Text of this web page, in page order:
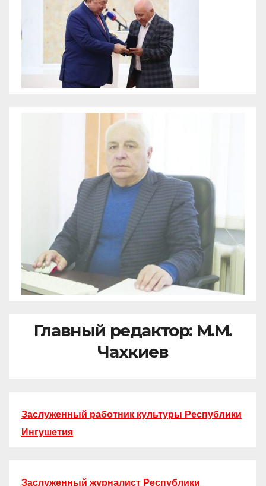
Главный редактор: М.М.
Чахкиев
Заслуженный работник культуры Республики
Ингушетия
Заслуженный журналист Республики